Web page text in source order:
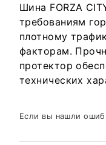
Шина FORZA
требованиям
плотному
факторам.
протектор
технических
Если вы нашли